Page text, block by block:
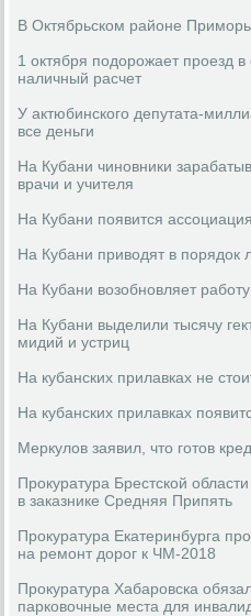
В Октябрьском районе
1 октября подорожает проезд
наличный расчет
У актюбинского депутата-
все деньги
На Кубани чиновники
врачи и учителя
На Кубани появится
На Кубани приводят в порядок
На Кубани возобновляет
На Кубани выделили тысячу
мидий и устриц
На кубанских прилавках не
На кубанских прилавках
Меркулов заявил, что готов
Прокуратура Брестской
в заказнике Средняя Припять
Прокуратура Екатеринбурга
на ремонт дорог к ЧМ-2018
Прокуратура Хабаровска
парковочные места для